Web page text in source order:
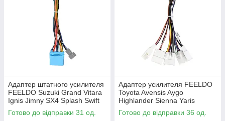
Адаптер штатного усилителя
FEELDO Suzuki Grand Vitara
Ignis Jimny SX4 Splash Swift
Liana Kizashi (2096) 31шт
Готово до відправки 31 од.
Адаптер усилителя FEELDO
Toyota Avensis Aygo
Highlander Sienna Yaris
Tacoma Hilux Materia (6382)
36шт
Готово до відправки 36 од.